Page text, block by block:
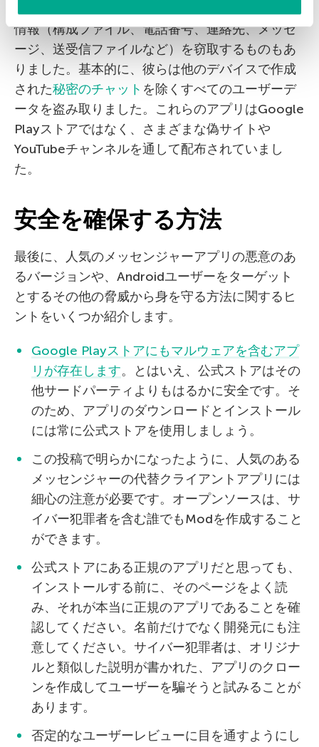
情報（構成ファイル、電話番号、連絡先、メッセ
ージ、送受信ファイルなど）を窃取するものもあ
りました。基本的に、彼らは他のデバイスで作成
された秘密のチャット を除くすべてのユーザーデ
ータを盗み取りました。これらのアプリはGoogle
Playストアではなく、さまざまな偽サイトや
YouTubeチャンネルを通して配布されていまし
た。
安全を確保する方法
最後に、人気のメッセンジャーアプリの悪意のあ
るバージョンや、Androidユーザーをターゲット
とするその他の脅威から身を守る方法に関するヒ
ントをいくつか紹介します。
Google Playストアにもマルウェアを含むアプ
リが存在します。とはいえ、公式ストアはその
他サードパーティよりもはるかに安全です。そ
のため、アプリのダウンロードとインストール
には常に公式ストアを使用しましょう。
この投稿で明らかになったように、人気のある
メッセンジャーの代替クライアントアプリには
細心の注意が必要です。オープンソースは、サ
イバー犯罪者を含む誰でもModを作成すること
ができます。
公式ストアにある正規のアプリだと思っても、
インストールする前に、そのページをよく読
み、それが本当に正規のアプリであることを確
認してください。名前だけでなく開発元にも注
意してください。サイバー犯罪者は、オリジナ
ルと類似した説明が書かれた、アプリのクロー
ンを作成してユーザーを騙そうと試みることが
あります。
否定的なユーザーレビューに目を通すようにし